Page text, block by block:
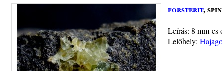
forsterit,
Leírás: 8 mm-es
Lelőhely: